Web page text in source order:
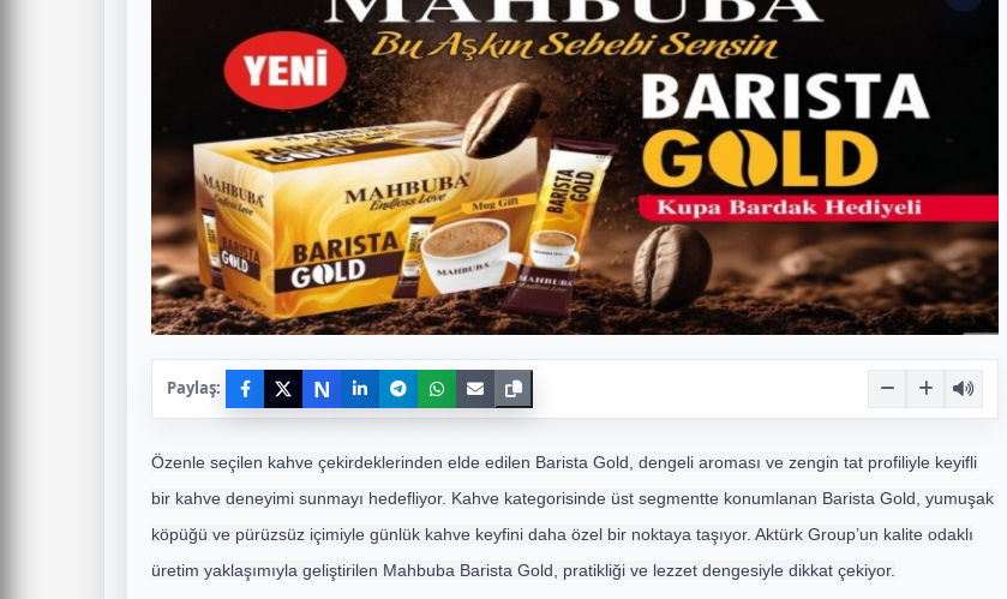
Paylaş: N
Özenle seçilen kahve çekirdeklerinden elde edilen Barista Gold, dengeli aroması ve zengin tat profiliyle keyifli
bir kahve deneyimi sunmayı hedefliyor. Kahve kategorisinde üst segmentte konumlanan Barista Gold, yumuşak
köpüğü ve pürüzsüz içimiyle günlük kahve keyfini daha özel bir noktaya taşıyor. Aktürk Group’un kalite odaklı
üretim yaklaşımıyla geliştirilen Mahbuba Barista Gold, pratikliği ve lezzet dengesiyle dikkat çekiyor.